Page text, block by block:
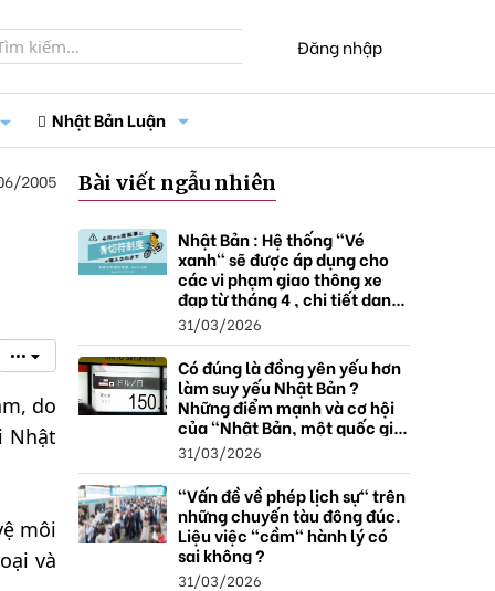
Đăng nhập
Nhật Bản Luận
2005
•••
do
Nhật
môi
và
Bài viết ngẫu nhiên
Nhật Bản : Hệ thống "Vé
xanh" sẽ được áp dụng cho
các vi phạm giao thông xe
đạp từ tháng 4 , chi tiết danh
sách và mức xử phạt.
31/03/2026
Có đúng là đồng yên yếu hơn
làm suy yếu Nhật Bản ?
Những điểm mạnh và cơ hội
của "Nhật Bản, một quốc gia
thặng dư".
31/03/2026
"Vấn đề về phép lịch sự" trên
những chuyến tàu đông đúc.
Liệu việc "cầm" hành lý có
sai không ?
31/03/2026